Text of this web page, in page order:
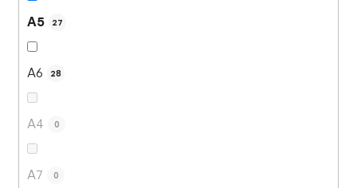
A5 27
A6 28
A4 0
A7 0